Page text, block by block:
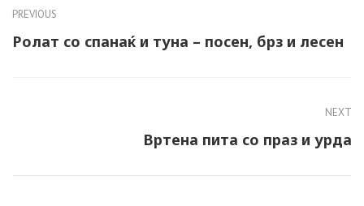
PREVIOUS
Ролат со спанаќ и туна – посен, брз и лесен
NEXT
Вртена пита со праз и урда